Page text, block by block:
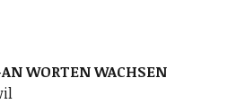
WORTEN WACHSEN